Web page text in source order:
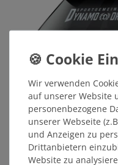
Auto-
SILBER
Wir verwenden
auf unserer Website
personenbezogene
unserer Webseite
und Anzeigen zu
Drittanbietern
Website zu